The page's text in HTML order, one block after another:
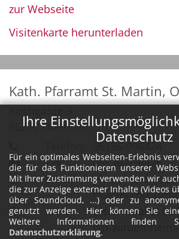
Ihre
Datenschutz
Für ein optimales Webseiten-Erlebnis
die für das Funktionieren unserer
Mit Ihrer Zustimmung verwenden wir
die zur Anzeige externer Inhalte (Videos
über Soundcloud, ...) oder zu
genutzt werden. Hier können Sie
Weitere Informationen
Datenschutzerklärung.
zur Webseite
Visitenkarte herunterladen
Kath. Pfarramt St. Martin,
55270 Ober-Olm
06136-996424
Fax:
06136-996425
E-Mail:
pfarrei.andreas-
martin@bistum-
Web:
ein-winternheim-